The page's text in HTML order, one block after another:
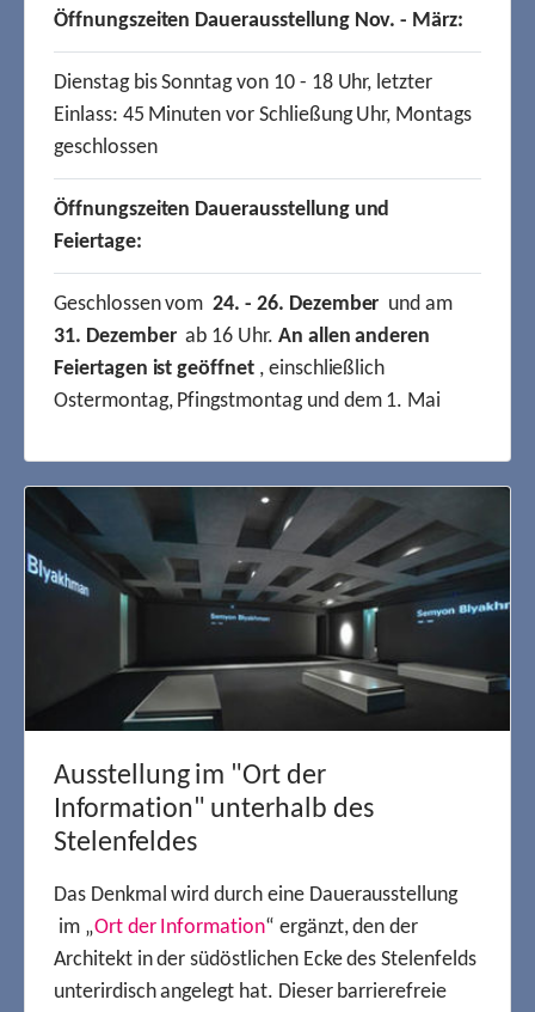
Ausstellung im "Ort der
Information" unterhalb des
Stelenfeldes
Das Denkmal wird durch eine Dauerausstellung
im „Ort der Information“ ergänzt, den der
Architekt in der südöstlichen Ecke des Stelenfelds
unterirdisch angelegt hat. Dieser barrierefreie
Öffnungszeiten Dauerausstellung Nov. - März:
Dienstag bis Sonntag von 10 - 18 Uhr, letzter
Einlass: 45 Minuten vor Schließung Uhr, Montags
geschlossen
Öffnungszeiten Dauerausstellung und
Feiertage:
Geschlossen vom24. - 26. Dezember und am
31. Dezemberab 16 Uhr. An allen anderen
Feiertagen ist geöffnet, einschließlich
Ostermontag, Pfingstmontag und dem 1. Mai